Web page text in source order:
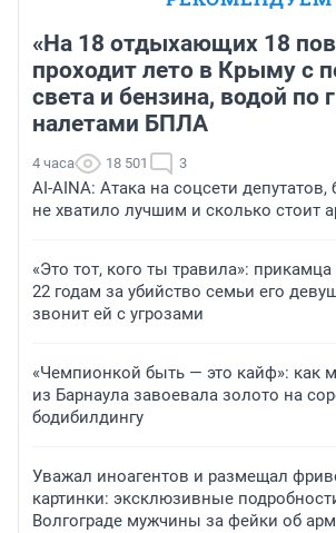
«На 18 отдыхающих 18
проходит лето в Крыму с
света и бензина, водой по
налетами БПЛА
4 часа 18 501 3
AI-AINA: Атака на соцсети
не хватило лучшим и сколько стоит
«Это тот, кого ты травила»:
22 годам за убийство семьи его
звонит ей с угрозами
«Чемпионкой быть — это кайф»: как
из Барнаула завоевала золото на
бодибилдингу
Уважал иноагентов и размещал
картинки: эксклюзивные
Волгограде мужчины за фейки об